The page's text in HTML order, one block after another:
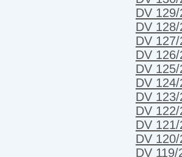
DV
DV
DV
DV
DV
DV
DV
DV
DV
DV
DV 119/